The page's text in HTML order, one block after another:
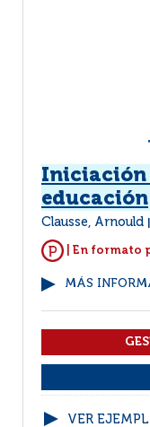
Iniciación
educación
Clausse, Arnould
| En formato
MÁS
VER